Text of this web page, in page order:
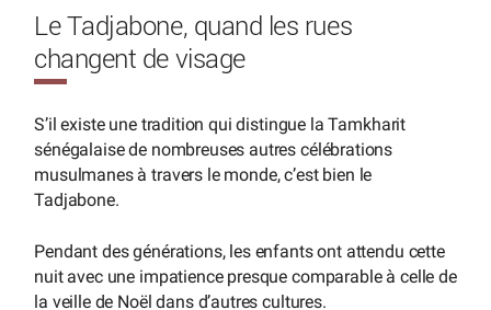
Le Tadjabone, quand les rues
changent de visage
S’il existe une tradition qui distingue la Tamkharit
sénégalaise de nombreuses autres célébrations
musulmanes à travers le monde, c’est bien le
Tadjabone.
Pendant des générations, les enfants ont attendu cette
nuit avec une impatience presque comparable à celle de
la veille de Noël dans d’autres cultures.